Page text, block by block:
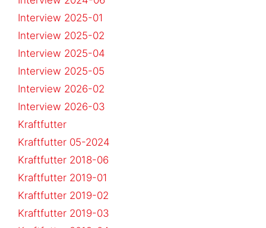
Interview 2025-01
Interview 2025-02
Interview 2025-04
Interview 2025-05
Interview 2026-02
Interview 2026-03
Kraftfutter
Kraftfutter 05-2024
Kraftfutter 2018-06
Kraftfutter 2019-01
Kraftfutter 2019-02
Kraftfutter 2019-03